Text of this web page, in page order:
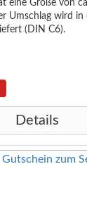
eine Größe von
Umschlag wird in
(DIN C6).
Details